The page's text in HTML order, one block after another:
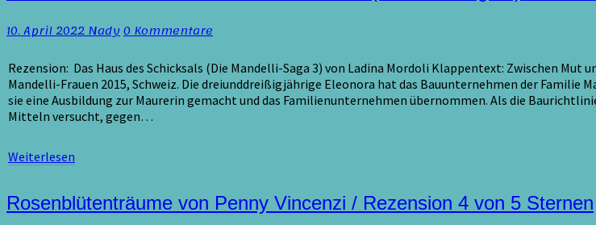
Bordoli
Das
des
Schicksals
(Mandelli-
Saga
/
Rezension
10. April 2022NadyKommentare
0 Kommentare
Rezension: Das Haus des Schicksals (Die Mandelli-Saga 3) von Ladina Mordoli Klappentext: Zwischen
Mandelli-Frauen 2015, Schweiz. Die dreiunddreißigjährige Eleonora hat das Bauunternehmen der
sie eine Ausbildung zur Maurerin gemacht und das Familienunternehmen übernommen. Als die
Mitteln versucht, gegen…
Weiterlesen
Rosenblütenträume
von
Rosenblütenträume von Penny Vincenzi / Rezension 4 von 5 Sternen